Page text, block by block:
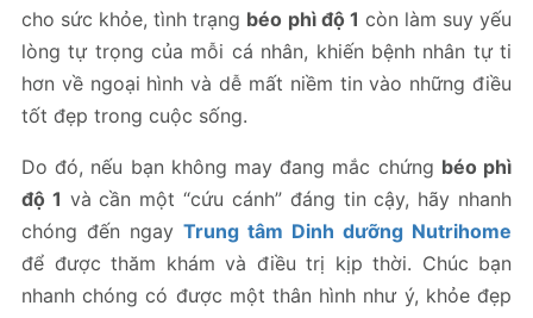
cho sức khỏe, tình trạng béo phì độ 1 còn làm suy yếu
lòng tự trọng của mỗi cá nhân, khiến bệnh nhân tự ti
hơn về ngoại hình và dễ mất niềm tin vào những điều
tốt đẹp trong cuộc sống.
Do đó, nếu bạn không may đang mắc chứng béo phì
độ 1 và cần một “cứu cánh” đáng tin cậy, hãy nhanh
chóng đến ngay Trung tâm Dinh dưỡng Nutrihome
để được thăm khám và điều trị kịp thời. Chúc bạn
nhanh chóng có được một thân hình như ý, khỏe đẹp